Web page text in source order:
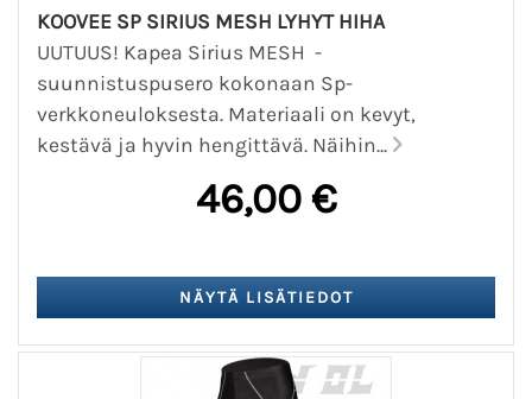
KOOVEE SP SIRIUS MESH LYHYT HIHA
UUTUUS! Kapea Sirius MESH -
suunnistuspusero kokonaan Sp-
verkkoneuloksesta. Materiaali on kevyt,
kestävä ja hyvin hengittävä. Näihin...
46,00 €